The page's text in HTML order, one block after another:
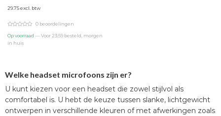
was:
€39,95.€36,00.
29.75 excl. btw
0 beoordelingen
Op voorraad — Voor 23:59 besteld, morgen
in huis
Welke headset microfoons zijn er?
U kunt kiezen voor een headset die zowel stijlvol als
comfortabel is. U hebt de keuze tussen slanke, lichtgewicht
ontwerpen in verschillende kleuren of met afwerkingen zoals